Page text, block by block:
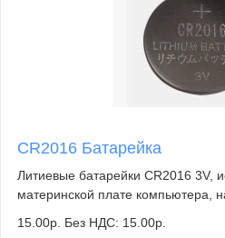
CR2016 Батарейка
Литиевые батарейки CR2016 3V,
материнской плате компьютера,
15.00р. Без НДС: 15.00р.